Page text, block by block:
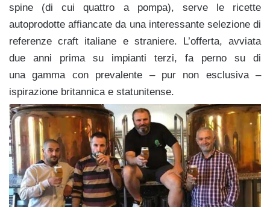
spine (di cui quattro a pompa), serve le ricette
autoprodotte affiancate da una interessante selezione di
referenze craft italiane e straniere. L’offerta, avviata
due anni prima su impianti terzi, fa perno su di
una gamma con prevalente – pur non esclusiva –
ispirazione britannica e statunitense.